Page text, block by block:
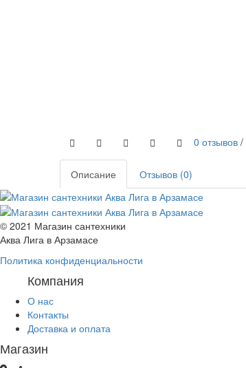
0 отзывов /
Описание Отзывов (0)
© 2021 Магазин сантехники
Аква Лига в Арзамасе
Политика конфиденциальности
Компания
О нас
Контакты
Доставка и оплата
Магазин